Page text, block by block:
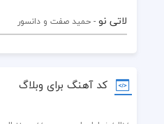
لاتی نو - حمید صفت و دانسور
کد آهنگ برای وبلاگ